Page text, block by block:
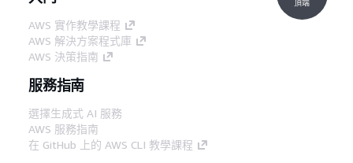
AWS 實作教學課程
AWS 解決方案程式庫
AWS 決策指南
服務指南
選擇生成式 AI 服務
AWS 服務指南
在 GitHub 上的 AWS CLI 教學課程
頂端